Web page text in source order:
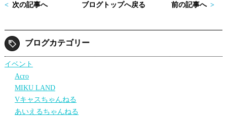
次の記事へ ブログトップへ戻る 前の記事へ
ブログカテゴリー
イベント
Acro
MIKU LAND
Vキャスちゃんねる
あいえるちゃんねる